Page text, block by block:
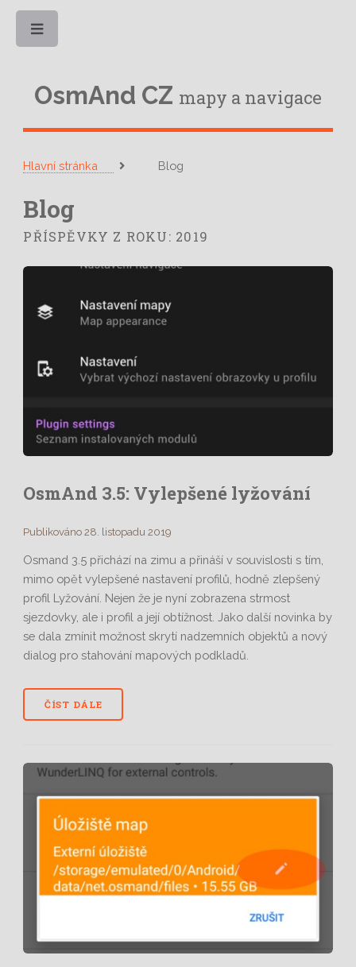
OsmAnd CZ mapy a navigace
Hlavní stránka Blog
Blog
PŘÍSPĚVKY Z ROKU: 2019
OsmAnd 3.5: Vylepšené lyžování
Publikováno 28. listopadu 2019
Osmand 3.5 přichází na zimu a přináší v souvislosti s tím,
mimo opět vylepšené nastavení profilů, hodně zlepšený
profil Lyžování. Nejen že je nyní zobrazena strmost
sjezdovky, ale i profil a její obtížnost. Jako další novinka by
se dala zmínit možnost skrytí nadzemních objektů a nový
dialog pro stahování mapových podkladů.
ČÍST DÁLE